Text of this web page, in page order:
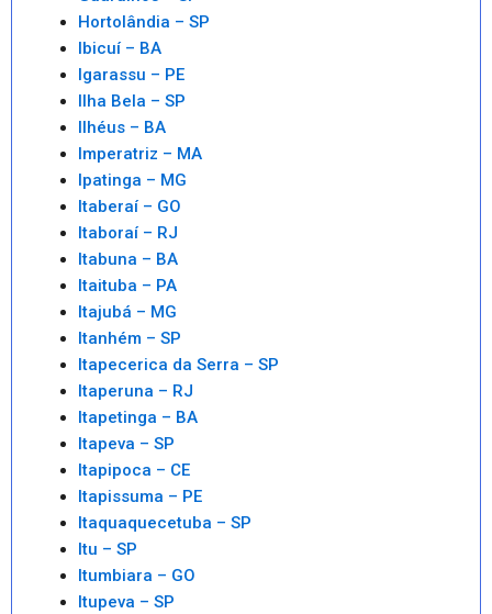
Hortolândia – SP
Ibicuí – BA
Igarassu – PE
Ilha Bela – SP
Ilhéus – BA
Imperatriz – MA
Ipatinga – MG
Itaberaí – GO
Itaboraí – RJ
Itabuna – BA
Itaituba – PA
Itajubá – MG
Itanhém – SP
Itapecerica da Serra – SP
Itaperuna – RJ
Itapetinga – BA
Itapeva – SP
Itapipoca – CE
Itapissuma – PE
Itaquaquecetuba – SP
Itu – SP
Itumbiara – GO
Itupeva – SP